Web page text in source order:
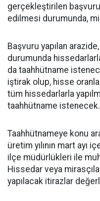
gerçekleştirilen
edilmesi durumunda,
Başvuru yapılan
durumunda
da taahhütname
iştirak olup, hisse
tüm hissedarlarla
taahhütname istenecek.
Taahhütnameye konu
üretim yılının mart ayı
ilçe müdürlükleri ile
Hissedar veya
yapılacak itirazlar